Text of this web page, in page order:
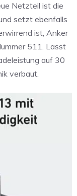
Netzteil ist die
setzt ebenfalls
ist, Anker
511. Lasst
auf 30
verbaut.